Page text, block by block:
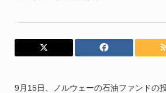
9月15日、ノルウェーの石油ファンドの